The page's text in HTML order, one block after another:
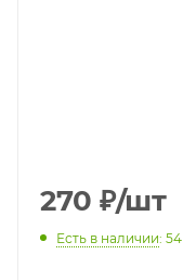
270 ₽/шт
Есть в наличии: 54